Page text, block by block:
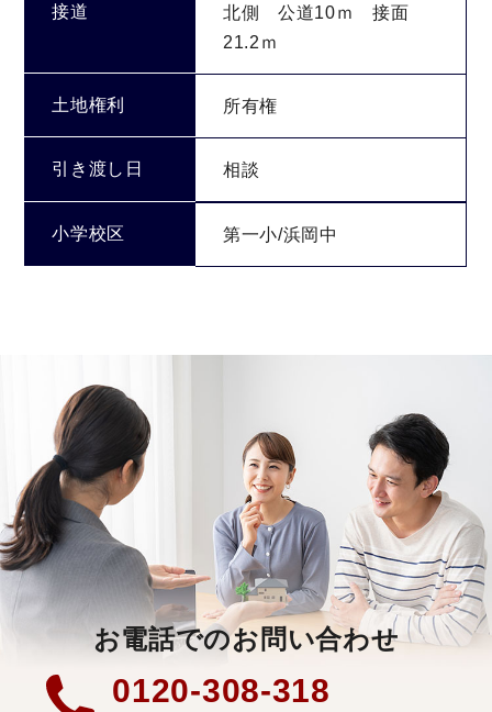
接道
北側 公道10ｍ 接面
21.2ｍ
土地権利 所有権
引き渡し日 相談
小学校区 第一小/浜岡中
お電話でのお問い合わせ
0120-308-318